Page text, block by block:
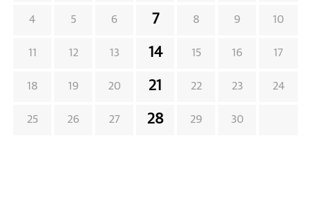
4 5 6 7 8 9 10
11 12 13 14 15 16 17
18 19 20 21 22 23 24
25 26 27 28 29 30